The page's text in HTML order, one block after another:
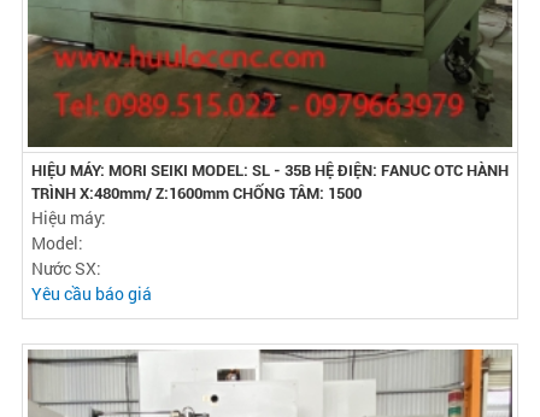
HIỆU MÁY: MORI SEIKI MODEL: SL - 35B HỆ ĐIỆN: FANUC OTC HÀNH
TRÌNH X:480mm/ Z:1600mm CHỐNG TÂM: 1500
Hiệu máy:
Model:
Nước SX:
Yêu cầu báo giá